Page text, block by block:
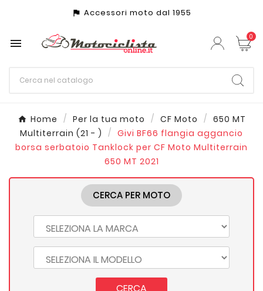
assistant_photo Accessori moto dal 1955
 0
Home Per la tua moto CF Moto
650 MT
Multiterrain (21 - )
Givi BF66 flangia aggancio
borsa serbatoio Tanklock per CF Moto Multiterrain
650 MT 2021
CERCA PER MOTO
CERCA